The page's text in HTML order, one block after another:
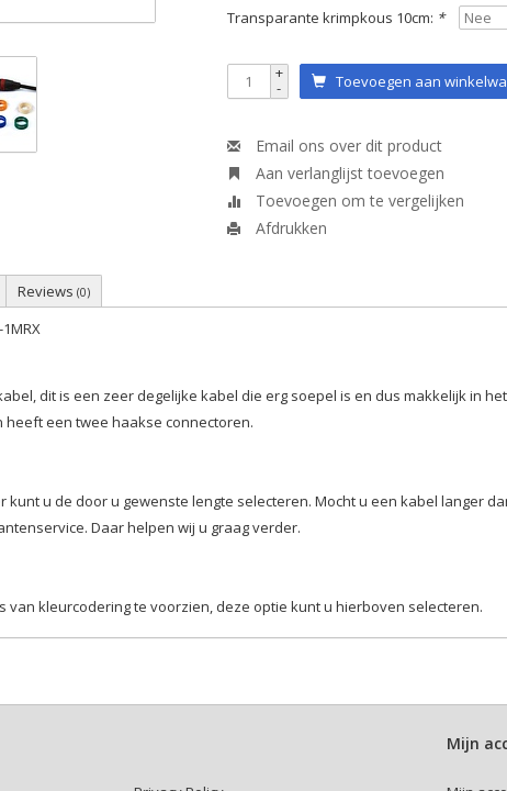
Transparante krimpkous 10cm: *
+
- Toevoegen aan
Email ons over dit product
Aan verlanglijst toevoegen
Toevoegen om te vergelijken
Afdrukken
Reviews (0)
dit is een zeer degelijke kabel die erg soepel is en dus makkelijk in
heeft een twee haakse connectoren.
u de door u gewenste lengte selecteren. Mocht u een kabel langer
Daar helpen wij u graag verder.
van kleurcodering te voorzien, deze optie kunt u hierboven selecteren.
zijn makkelijk en veelvuldig te gebruiken.
Mijn